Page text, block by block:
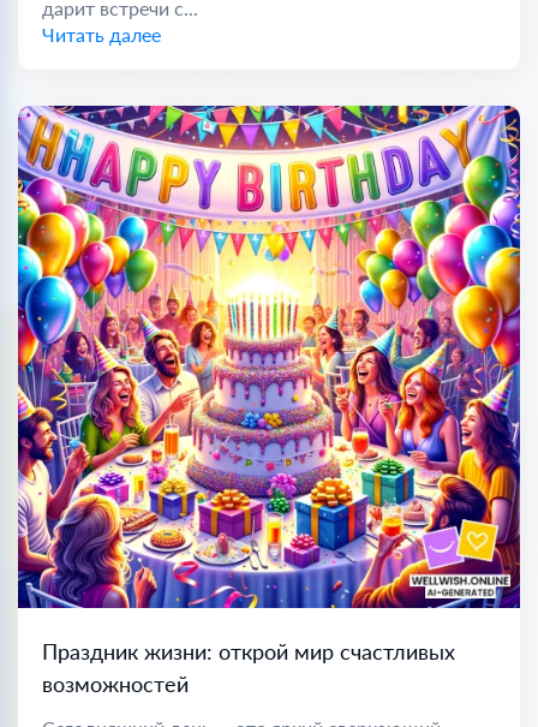
дарит встречи с...
Читать далее
Праздник жизни: открой мир счастливых
возможностей